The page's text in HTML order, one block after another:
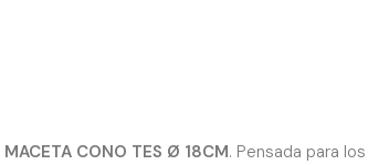
MACETA CONO TES Ø 18CM. Pensada para